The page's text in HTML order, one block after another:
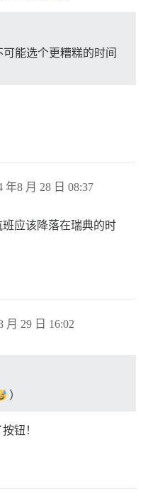
能选个更糟糕的时间
年8 月 28 日 08:37
应该降落在瑞典的时
月 29 日 16:02
）
钮！